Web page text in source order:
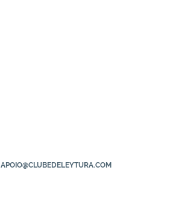
APOIO@CLUBEDELEYTURA.COM